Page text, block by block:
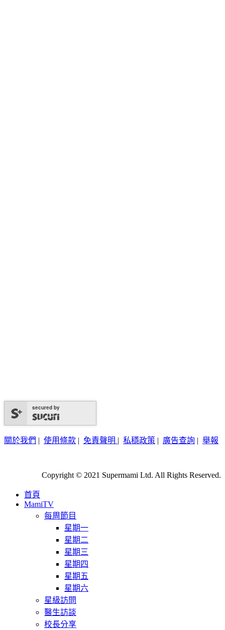
secured by
關於我們 | 使用條款 | 免責聲明 | 私穩政策 | 廣告查詢 | 舉報
Copyright © 2021 Supermami Ltd. All Rights Reserved.
首頁
MamiTV
每周節目
星期一
星期二
星期三
星期四
星期五
星期六
星級訪問
醫生訪談
校長分享